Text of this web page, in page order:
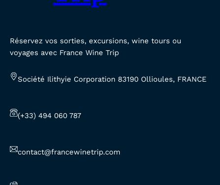
Réservez vos sorties, excursions, wine tours ou
voyages avec France Wine Trip
Société Ilithyie Corporation 83190 Ollioules, FRANCE
(+33) 494 060 787
contact@francewinetrip.com